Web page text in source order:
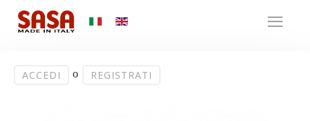
ACCEDI o REGISTRATI